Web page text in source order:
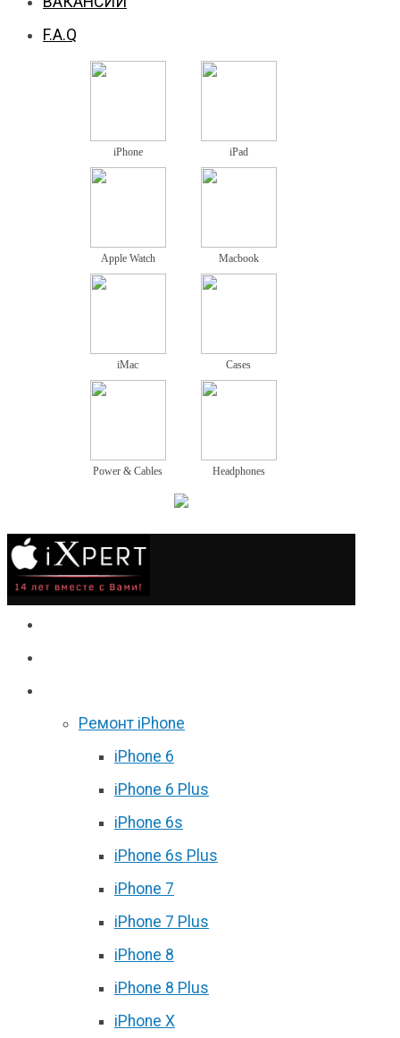
F.A.Q
iPhone iPad
Apple Watch Macbook
iMac Cases
Power & Cables Headphones
Ремонт iPhone
iPhone 6
iPhone 6 Plus
iPhone 6s
iPhone 6s Plus
iPhone 7
iPhone 7 Plus
iPhone 8
iPhone 8 Plus
iPhone X